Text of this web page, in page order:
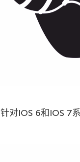
对IOS 6和IOS 7